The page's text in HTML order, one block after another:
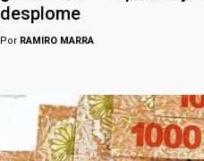
desplome
Por RAMIRO MARRA